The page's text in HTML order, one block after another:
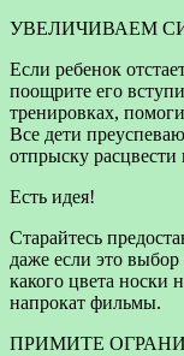
УВЕЛИЧИВАЕМ
Если ребенок
поощрите его
тренировках,
Все дети
отпрыску расцвести
Есть идея!
Старайтесь
даже если это
какого цвета носки
напрокат фильмы.
ПРИМИТЕ